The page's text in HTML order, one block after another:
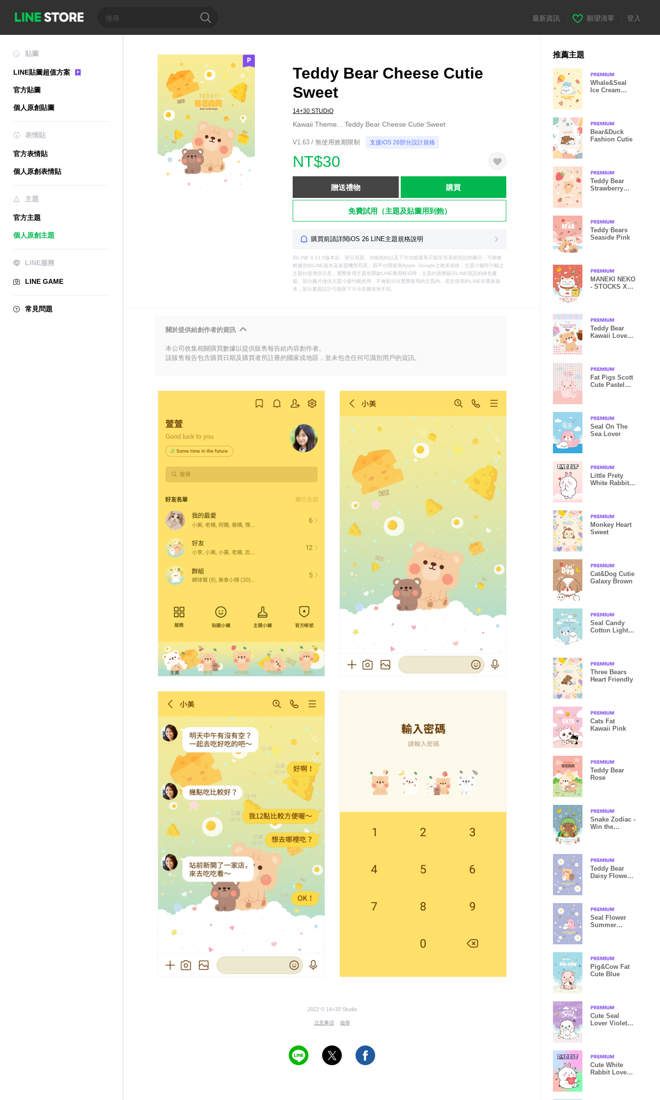
最新資訊 願望清單 登入
貼圖
LINE貼圖超值方案
官方貼圖
個人原創貼圖
表情貼
官方表情貼
個人原創表情貼
主題
官方主題
個人原創主題
LINE服務
LINE GAME
常見問題
Teddy Bear Cheese Cutie
Sweet
14+30 STUDiO
Kawaii Theme... Teddy Bear Cheese Cutie Sweet
V1.63 / 無使用效期限制 支援iOS 26部分設計規格
NT$30
贈送禮物 購買
免費試用（主題及貼圖用到飽）
購買前請詳閱iOS 26 LINE主題規格說明
自LINE 9.12.0版本起，部分頁面、功能按鈕以及下方功能選單只能呈現系統預設的圖示，可能會
根據您的LINE版本及裝置機型而異。因平台開發商Apple, Google之政策規格，主題小舖所刊載之
主題封面僅供示意，實際套用主題並開啟LINE應用程式時，主題封面將顯示LINE預設的綠色畫
面。部分圖片僅供主題小舖刊載使用，不會顯示在實際套用的主題內。若您使用的LINE非最新版
本，部分畫面設計可能與下方示意圖有所不同。
關於提供給創作者的資訊
本公司收集相關購買數據以提供販售報告給內容創作者。
該販售報告包含購買日期及購買者所註冊的國家或地區，並未包含任何可識別用戶的資訊。
2022 © 14+30 Studio
注意事項 檢舉
推薦主題
Whale&Seal
Ice Cream
Bear&Duck
Fashion Cutie
Teddy Bear
Strawberry
Teddy Bears
Seaside Pink
MANEKI NEKO
- STOCKS X
Teddy Bear
Kawaii Love
Fat Pigs Scott
Cute Pastel
Seal On The
Sea Lover
Little Prety
White Rabbit
Monkey Heart
Sweet
Cat&Dog Cutie
Galaxy Brown
Seal Candy
Cotton Light
Three Bears
Heart Friendly
Cats Fat
Kawaii Pink
Teddy Bear
Rose
Snake Zodiac -
Win the
Teddy Bear
Daisy Flower
Seal Flower
Summer
Pig&Cow Fat
Cute Blue
Cute Seal
Lover Violet
Cute White
Rabbit Love